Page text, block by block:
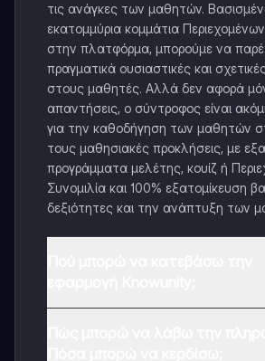
τις ανάγκες των μαθητών.
εκατομμύρια κομμάτια
στην πλατφόρμα, μπορούμε να
πραγματικά ουσιαστικές και
στους μαθητές. Αλλά δεν αφορά
απαντήσεις, ο σύντροφος είναι
για την καθοδήγηση των μαθητών
τους μαθησιακές προκλήσεις, με
προγράμματα μελέτης, κουίζ ή
Συνομιλία και 100% εξατομίκευση
δεξιότητες και την ανάπτυξη των